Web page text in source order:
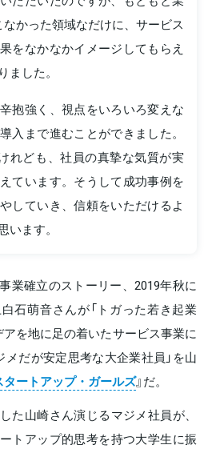
かった領域なだけに、サービス
をなかなかイメージしてもらえ
ました。
抱強く、視点をいろいろ変えな
入まで進むことができました。
れども、社員の真摯な気質が実
ています。そうして成功事例を
していき、信頼をいただけるよ
います。
業確立のストーリー、2019年秋に
石萌音さんが「トガった若き起業
アを地に足の着いたサービス事業に
メだが安定思考な大企業社員」を山
タートアップ・ガールズ』だ。
た山崎さん演じるマジメ社員が、
トアップ的思考を持つ大学生に振